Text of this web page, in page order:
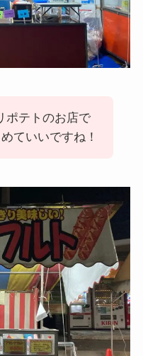
ポテトのお店で
ていいですね！